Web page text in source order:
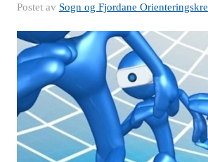
Postet av Sogn og Fjordane